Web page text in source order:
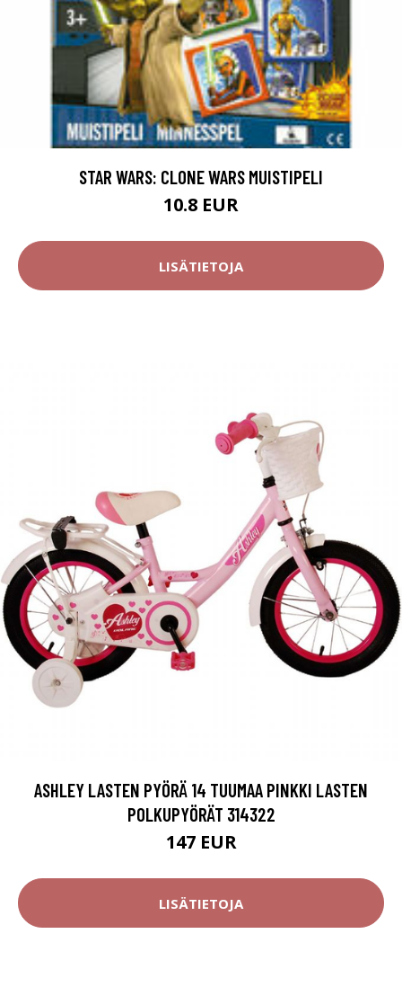
STAR WARS: CLONE WARS MUISTIPELI
10.8 EUR
LISÄTIETOJA
ASHLEY LASTEN PYÖRÄ 14 TUUMAA PINKKI LASTEN
POLKUPYÖRÄT 314322
147 EUR
LISÄTIETOJA